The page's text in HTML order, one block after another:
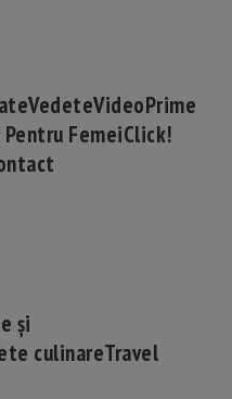
VedeteVideoPrime
FemeiClick!
și
culinareTravel